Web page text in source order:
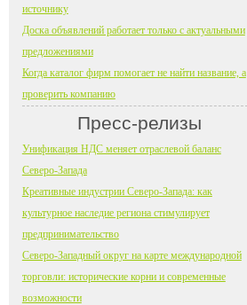
источнику
Доска объявлений работает только с актуальными
предложениями
Когда каталог фирм помогает не найти название, а
проверить компанию
Пресс-релизы
Унификация НДС меняет отраслевой баланс
Северо-Запада
Креативные индустрии Северо-Запада: как
культурное наследие региона стимулирует
предпринимательство
Северо-Западный округ на карте международной
торговли: исторические корни и современные
возможности